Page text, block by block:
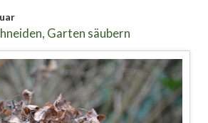
Garten säubern